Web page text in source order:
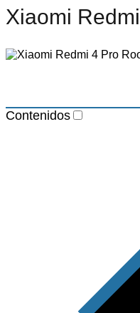
Xiaomi
Contenidos